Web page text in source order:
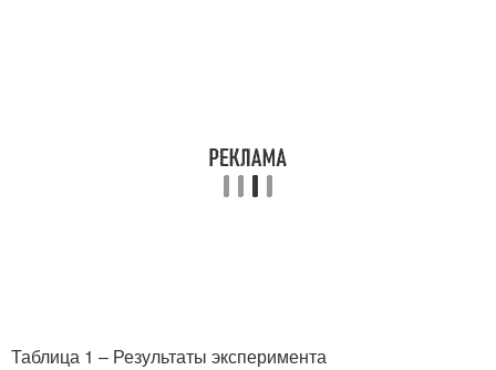
Таблица 1 – Результаты эксперимента